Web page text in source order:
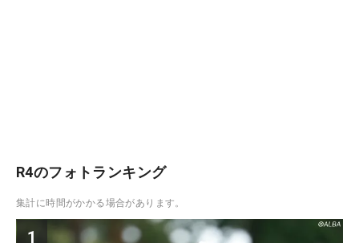
R4のフォトランキング
集計に時間がかかる場合があります。
1